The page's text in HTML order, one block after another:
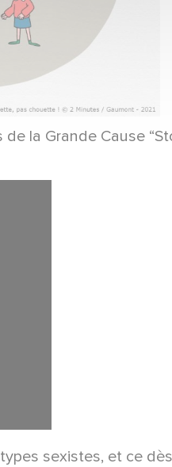
la Grande Cause
sexistes, et ce